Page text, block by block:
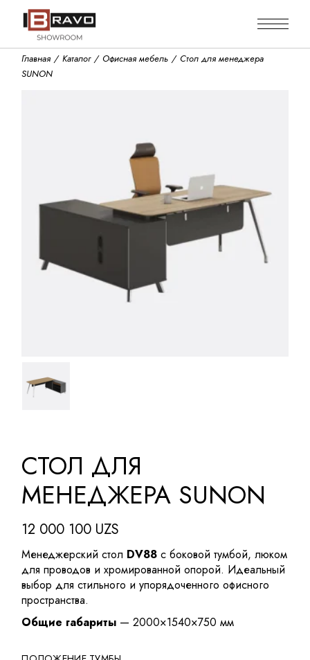
Главная Каталог Офисная мебель
Стол для менеджера
SUNON
СТОЛ ДЛЯ
МЕНЕДЖЕРА SUNON
12 000 100 UZS
Менеджерский стол DV88 с боковой тумбой, люком
для проводов и хромированной опорой. Идеальный
выбор для стильного и упорядоченного офисного
пространства.
Общие габариты — 2000×1540×750 мм